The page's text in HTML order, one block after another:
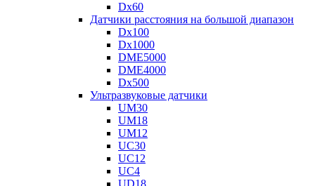
Dx60
Датчики расстояния на большой диапазон
Dx100
Dx1000
DME5000
DME4000
Dx500
Ультразвуковые датчики
UM30
UM18
UM12
UC30
UC12
UC4
UD18